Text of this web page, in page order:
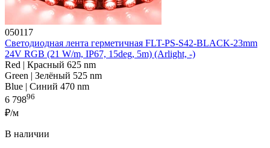
050117
Светодиодная лента герметичная FLT-PS-S42-BLACK-23mm
24V RGB (21 W/m, IP67, 15deg, 5m) (Arlight, -)
Red | Красный 625 nm
Green | Зелёный 525 nm
Blue | Синий 470 nm
6 79896
₽/м
В наличии